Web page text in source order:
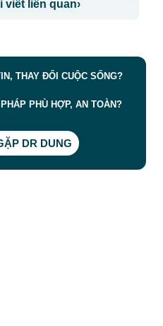
viết liên quan›
THAY ĐỔI CUỘC SỐNG?
PHÙ HỢP, AN TOÀN?
DR DUNG